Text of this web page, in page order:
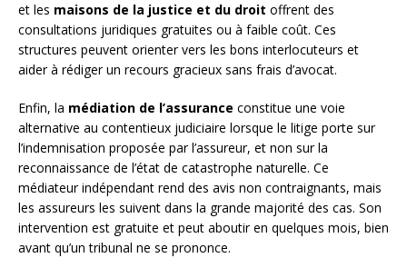
et les maisons de la justice et du droit offrent des
consultations juridiques gratuites ou à faible coût. Ces
structures peuvent orienter vers les bons interlocuteurs et
aider à rédiger un recours gracieux sans frais d’avocat.
Enfin, la médiation de l’assurance constitue une voie
alternative au contentieux judiciaire lorsque le litige porte sur
l’indemnisation proposée par l’assureur, et non sur la
reconnaissance de l’état de catastrophe naturelle. Ce
médiateur indépendant rend des avis non contraignants, mais
les assureurs les suivent dans la grande majorité des cas. Son
intervention est gratuite et peut aboutir en quelques mois, bien
avant qu’un tribunal ne se prononce.